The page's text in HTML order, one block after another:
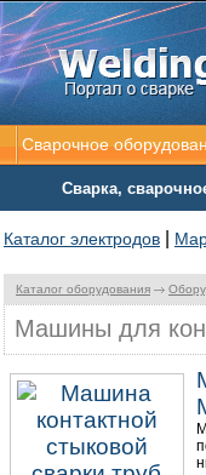
Каталог оборудования
Машины для
Сварочное
Сварка,
Каталог электродов